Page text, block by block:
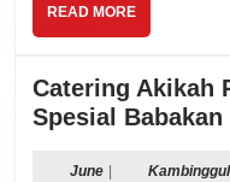
READ MOREREAD
MORE
Catering Akikah
Spesial
JuneJune
|